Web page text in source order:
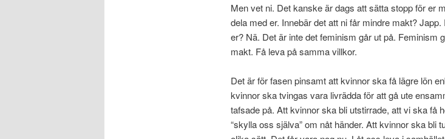
Men vet ni. Det kanske är dags att sätta stopp för er
dela med er. Innebär det att ni får mindre makt?
er? Nä. Det är inte det feminism går ut på. Feminism
makt. Få leva på samma villkor.
Det är för fasen pinsamt att kvinnor ska få lägre lön
kvinnor ska tvingas vara livrädda för att gå ute
tafsade på. Att kvinnor ska bli utstirrade, att vi ska få
“skylla oss själva” om nåt händer. Att kvinnor ska bli